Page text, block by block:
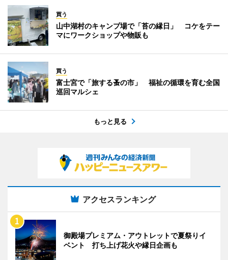
買う
山中湖村のキャンプ場で「苔の縁日」 コケをテー
マにワークショップや物販も
買う
富士宮で「旅する蚤の市」 福祉の循環を育む全国
巡回マルシェ
もっと見る
アクセスランキング
御殿場プレミアム・アウトレットで夏祭りイ
ベント 打ち上げ花火や縁日企画も